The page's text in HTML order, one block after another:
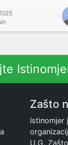
Zašto
Istinomjer
U.G.